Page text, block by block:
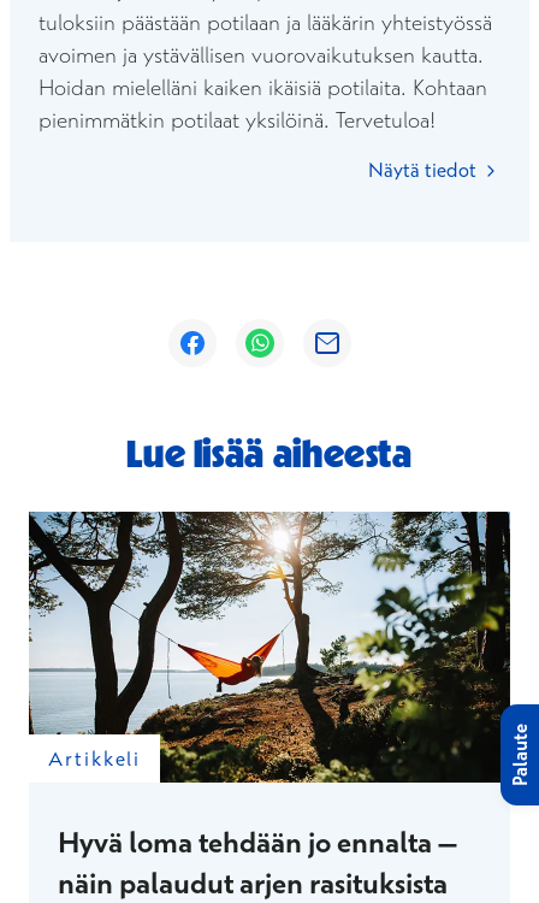
tuloksiin päästään potilaan ja lääkärin yhteistyössä
avoimen ja ystävällisen vuorovaikutuksen kautta.
Hoidan mielelläni kaiken ikäisiä potilaita. Kohtaan
pienimmätkin potilaat yksilöinä. Tervetuloa!
Näytä tiedot
Avautuu uuteen ikkunaan
Avautuu uuteen ikkunaan
Avautuu uuteen ikkunaan
Lue lisää aiheesta
Artikkeli
Hyvä loma tehdään jo ennalta –
näin palaudut arjen rasituksista
Palaute